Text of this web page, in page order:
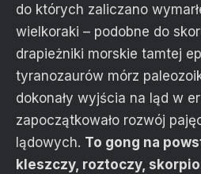
do których zaliczano
wielkoraki – podobne do
drapieżniki morskie tamtej
tyranozaurów mórz
dokonały wyjścia na ląd w
zapoczątkowało rozwój
lądowych. To gong na
kleszczy, roztoczy,